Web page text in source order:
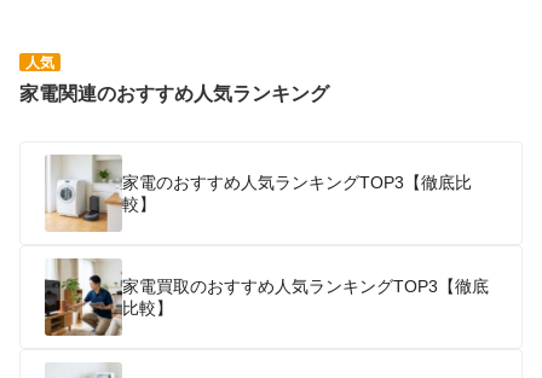
人気
家電関連のおすすめ人気ランキング
家電のおすすめ人気ランキングTOP3【徹底比
較】
家電買取のおすすめ人気ランキングTOP3【徹底
比較】